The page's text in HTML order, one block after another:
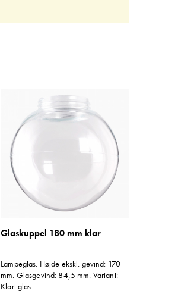
Glaskuppel 180 mm klar
Lampeglas. Højde ekskl. gevind: 170
mm. Glasgevind: 84,5 mm. Variant:
Klart glas.